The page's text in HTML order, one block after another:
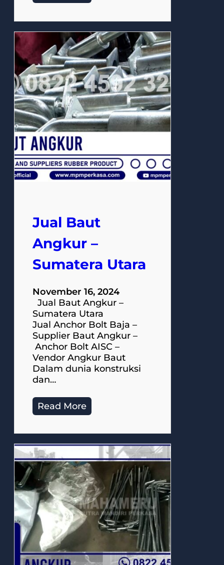
Jual Baut
Angkur –
Sumatera Utara
November 16, 2024
Jual Baut Angkur –
Sumatera Utara
Jual Anchor Bolt Baja –
Supplier Baut Angkur –
Anchor Bolt AISC –
Vendor Angkur Baut
Dalam dunia konstruksi
dan…
Read More